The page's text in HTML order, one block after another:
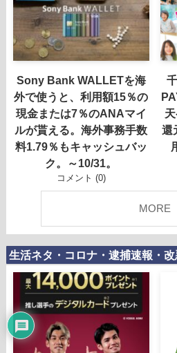
Sony Bank WALLETを海
外で使うと、利用額15％の
現金または7％のANAマイ
ルが貰える。海外事務手数
料1.79％もキャッシュバッ
ク。～10/31。
コメント (0)
還
MORE
生活ネタ・コロナ・逮捕速報・改